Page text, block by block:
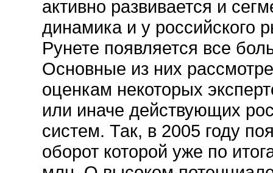
активно развивается и
динамика и у российского
Рунете появляется все
Основные из них
оценкам некоторых
или иначе действующих
систем. Так, в 2005 году
оборот которой уже по